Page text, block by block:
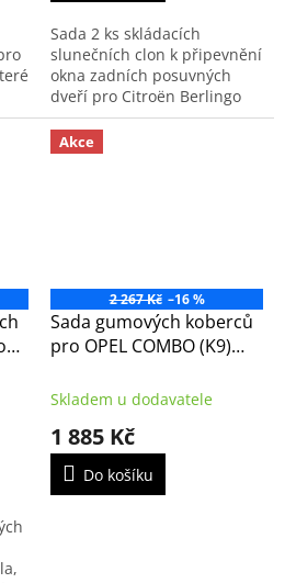
Sada 2 ks skládacích
slunečních clon k připevnění
okna zadních posuvných
dveří pro Citroën Berlingo
třetí generace 2018-,
Peugeot Rifter a Partner,
Opel Combo, Toyota
Akce
2 267 Kč –16 %
Sada gumových koberců
pro OPEL COMBO (K9)
Skladem u dodavatele
1 885 Kč
Do košíku